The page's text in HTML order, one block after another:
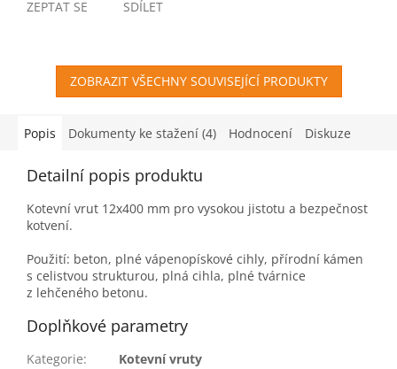
ZEPTAT SE SDÍLET
ZOBRAZIT VŠECHNY SOUVISEJÍCÍ PRODUKTY
Popis Dokumenty ke stažení (4) Hodnocení Diskuze
Detailní popis produktu
Kotevní vrut 12x400 mm pro vysokou jistotu a bezpečnost
kotvení.
Použití: beton, plné vápenopískové cihly, přírodní kámen
s celistvou strukturou, plná cihla, plné tvárnice
z lehčeného betonu.
Doplňkové parametry
Kategorie:
Kotevní vruty